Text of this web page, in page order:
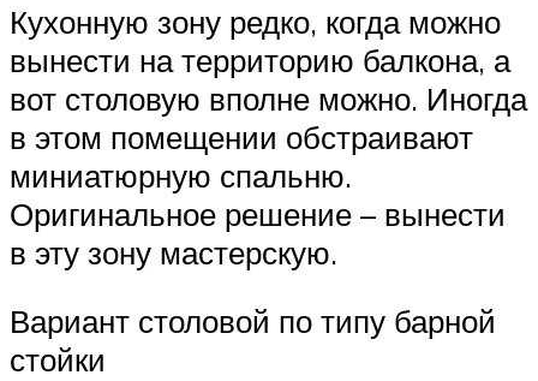
Кухонную зону редко, когда можно
вынести на территорию балкона, а
вот столовую вполне можно. Иногда
в этом помещении обстраивают
миниатюрную спальню.
Оригинальное решение – вынести
в эту зону мастерскую.
Вариант столовой по типу барной
стойки